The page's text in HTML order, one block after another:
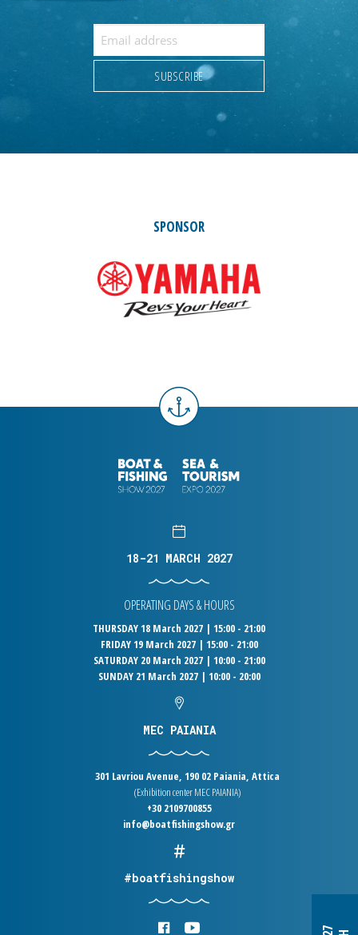
SPONSOR
18-21 MARCH 2027
OPERATING DAYS & HOURS
THURSDAY 18 March 2027 | 15:00 - 21:00
FRIDAY 19 March 2027 | 15:00 - 21:00
SATURDAY 20 March 2027 | 10:00 - 21:00
SUNDAY 21 March 2027 | 10:00 - 20:00
MEC PAIANIA
301 Lavriou Avenue, 190 02 Paiania, Attica
(Exhibition center MEC PAIANIA)
+30 2109700855
info@boatfishingshow.gr
#boatfishingshow